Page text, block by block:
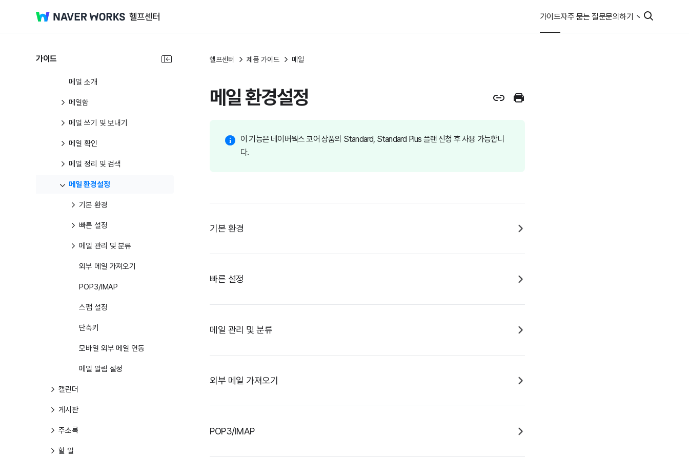
가이드자주 묻는 질문문의하기
가이드
네이버웍스 코어
메일 소개
메일함
메일 쓰기 및 보내기
메일 확인
메일 정리 및 검색
메일 환경설정
기본 환경
빠른 설정
메일 관리 및 분류
외부 메일 가져오기
POP3/IMAP
스팸 설정
단축키
모바일 외부 메일 연동
메일 알림 설정
캘린더
게시판
주소록
할 일
헬프센터 제품 가이드 메일
메일 환경설정
이 기능은 네이버웍스 코어 상품의 Standard, Standard Plus 플랜 신청 후 사용 가능합니
다.
기본 환경
빠른 설정
메일 관리 및 분류
외부 메일 가져오기
POP3/IMAP